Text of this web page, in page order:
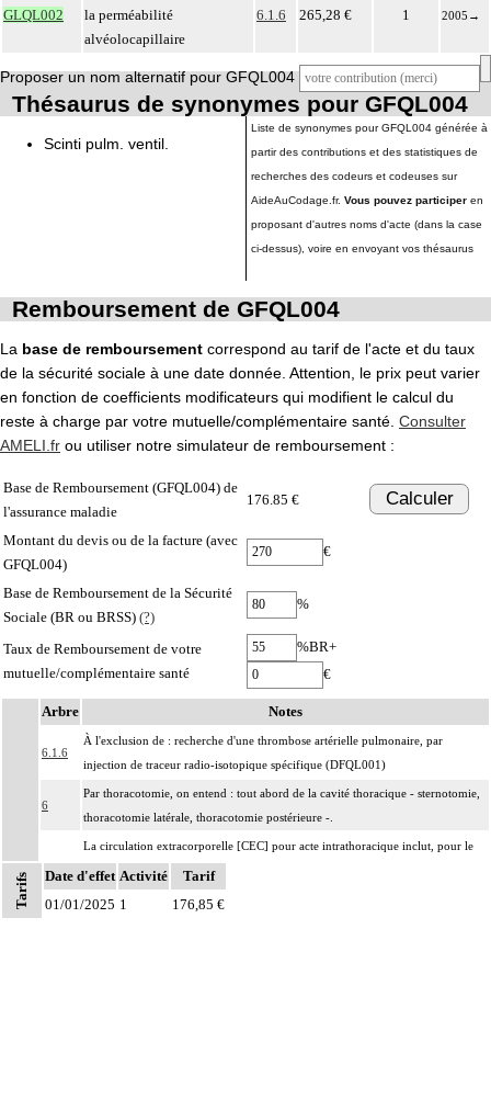
GLQL002
la perméabilité
alvéolocapillaire
6.1.6 265,28 € 1 2005 →
Proposer un nom alternatif pour GFQL004
Thésaurus de synonymes pour GFQL004
Scinti pulm. ventil.
Liste de synonymes pour GFQL004 générée à
partir des contributions et des statistiques de
recherches des codeurs et codeuses sur
AideAuCodage.fr. Vous pouvez participer en
proposant d'autres noms d'acte (dans la case
ci-dessus), voire en envoyant vos thésaurus
Remboursement de GFQL004
La base de remboursement correspond au tarif de l'acte et du taux
de la sécurité sociale à une date donnée. Attention, le prix peut varier
en fonction de coefficients modificateurs qui modifient le calcul du
reste à charge par votre mutuelle/complémentaire santé. Consulter
AMELI.fr ou utiliser notre simulateur de remboursement :
Base de Remboursement (GFQL004) de
l'assurance maladie
176.85 € Calculer
Montant du devis ou de la facture (avec
GFQL004)
€
Base de Remboursement de la Sécurité
Sociale (BR ou BRSS) (?)
%
Taux de Remboursement de votre
mutuelle/complémentaire santé
%BR+
€
Arbre Notes
6.1.6
À l'exclusion de : recherche d'une thrombose artérielle pulmonaire, par
injection de traceur radio-isotopique spécifique (DFQL001)
6
Par thoracotomie, on entend : tout abord de la cavité thoracique - sternotomie,
thoracotomie latérale, thoracotomie postérieure -.
La circulation extracorporelle [CEC] pour acte intrathoracique inclut, pour le
chirurgien, l'installation, la conduite de la circulation extracorporelle, et son
ablation. Elle inclut les responsabilités suivantes :
Tarifs Date d'effet Activité
Tarif
01/01/2025 1 176,85 €